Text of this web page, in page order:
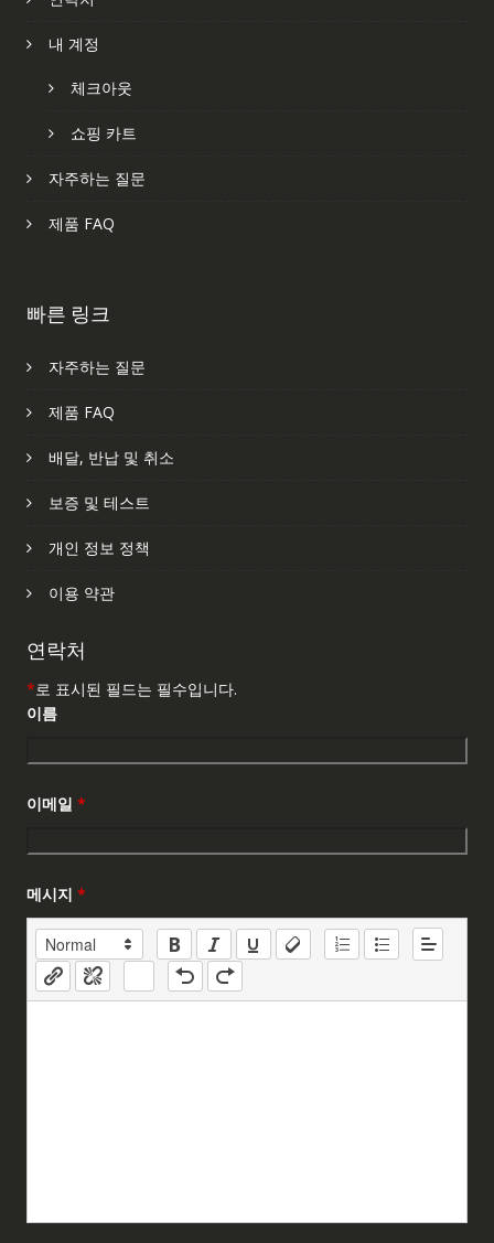
내 계정
체크아웃
쇼핑 카트
자주하는 질문
제품 FAQ
빠른 링크
자주하는 질문
제품 FAQ
배달, 반납 및 취소
보증 및 테스트
개인 정보 정책
이용 약관
연락처
*로 표시된 필드는 필수입니다.
이름
이메일 *
메시지 *